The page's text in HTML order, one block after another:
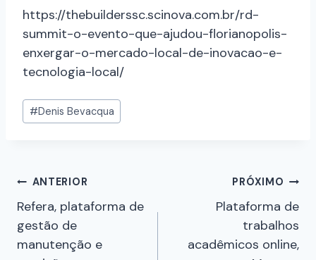
https://thebuilderssc.scinova.com.br/rd-
summit-o-evento-que-ajudou-florianopolis-
enxergar-o-mercado-local-de-inovacao-e-
tecnologia-local/
#Denis Bevacqua
ANTERIOR
Refera, plataforma de
gestão de
manutenção e
PRÓXIMO
Plataforma de
trabalhos
acadêmicos online,